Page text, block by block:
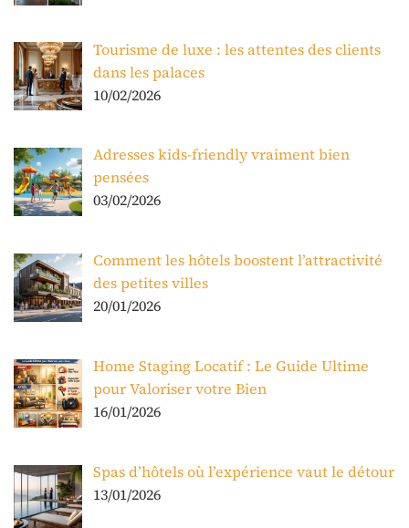
Tourisme de luxe : les attentes des clients
dans les palaces
10/02/2026
Adresses kids-friendly vraiment bien
pensées
03/02/2026
Comment les hôtels boostent l’attractivité
des petites villes
20/01/2026
Home Staging Locatif : Le Guide Ultime
pour Valoriser votre Bien
16/01/2026
Spas d’hôtels où l’expérience vaut le détour
13/01/2026